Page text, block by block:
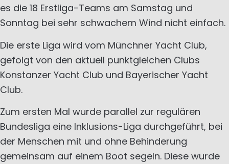
es die 18 Erstliga-Teams am Samstag und
Sonntag bei sehr schwachem Wind nicht einfach.
Die erste Liga wird vom Münchner Yacht Club,
gefolgt von den aktuell punktgleichen Clubs
Konstanzer Yacht Club und Bayerischer Yacht
Club.
Zum ersten Mal wurde parallel zur regulären
Bundesliga eine Inklusions-Liga durchgeführt, bei
der Menschen mit und ohne Behinderung
gemeinsam auf einem Boot segeln. Diese wurde